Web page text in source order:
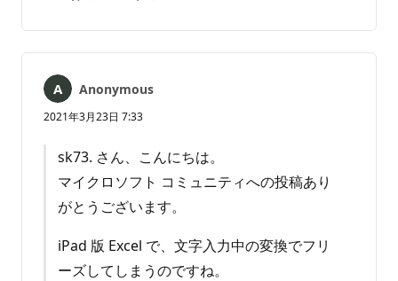
ト
あ
り
せ
ん
ト
Anonymous
2021年3月23日 7:33
sk73. さん、こんにちは。
マイクロソフト コミュニティへの投稿あり
がとうございます。
iPad 版 Excel で、文字入力中の変換でフリ
ーズしてしまうのですね。